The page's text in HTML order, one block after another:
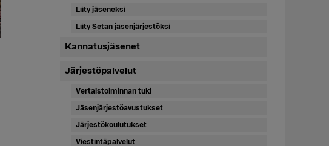
Liity jäseneksi
Liity Setan jäsenjärjestöksi
Kannatusjäsenet
Järjestöpalvelut
Vertaistoiminnan tuki
Jäsenjärjestöavustukset
Järjestökoulutukset
Viestintäpalvelut